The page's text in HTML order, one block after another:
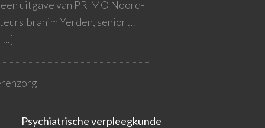
uitgave van PRIMO Noord-
Yerden, senior …
Psychiatrische verpleegkunde